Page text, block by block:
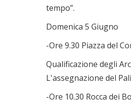
tempo”.
Domenica 5 Giugno
-Ore 9.30 Piazza del
Qualificazione degli
L'assegnazione del
-Ore 10.30 Rocca dei